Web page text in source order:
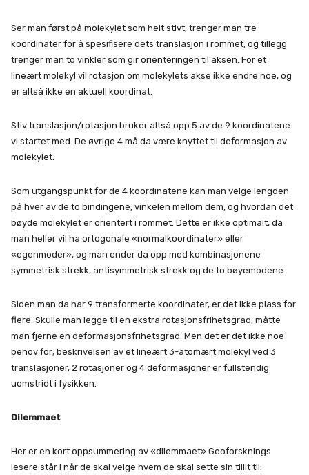
Ser man først på molekylet som helt stivt, trenger man tre
koordinater for å spesifisere dets translasjon i rommet, og tillegg
trenger man to vinkler som gir orienteringen til aksen. For et
lineært molekyl vil rotasjon om molekylets akse ikke endre noe, og
er altså ikke en aktuell koordinat.
Stiv translasjon/rotasjon bruker altså opp 5 av de 9 koordinatene
vi startet med. De øvrige 4 må da være knyttet til deformasjon av
molekylet.
Som utgangspunkt for de 4 koordinatene kan man velge lengden
på hver av de to bindingene, vinkelen mellom dem, og hvordan det
bøyde molekylet er orientert i rommet. Dette er ikke optimalt, da
man heller vil ha ortogonale «normalkoordinater» eller
«egenmoder», og man ender da opp med kombinasjonene
symmetrisk strekk, antisymmetrisk strekk og de to bøyemodene.
Siden man da har 9 transformerte koordinater, er det ikke plass for
flere. Skulle man legge til en ekstra rotasjonsfrihetsgrad, måtte
man fjerne en deformasjonsfrihetsgrad. Men det er det ikke noe
behov for; beskrivelsen av et lineært 3-atomært molekyl ved 3
translasjoner, 2 rotasjoner og 4 deformasjoner er fullstendig
uomstridt i fysikken.
Dilemmaet
Her er en kort oppsummering av «dilemmaet» Geoforsknings
lesere står i når de skal velge hvem de skal sette sin tillit til: